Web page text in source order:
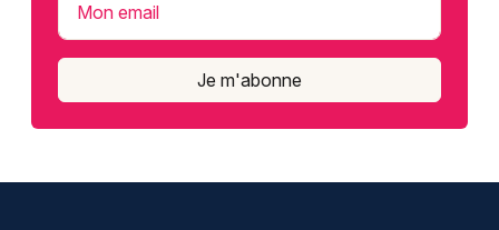
Mon email
Je m'abonne